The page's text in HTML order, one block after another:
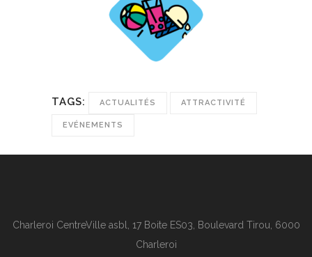
TAGS: ACTUALITÉS ATTRACTIVITÉ
EVÉNEMENTS
Charleroi CentreVille asbl, 17 Boite ES03, Boulevard Tirou, 6000
Charleroi